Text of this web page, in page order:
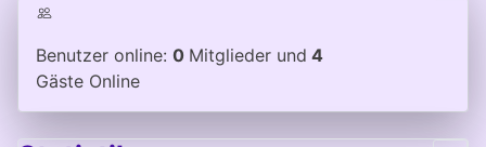
Benutzer online: 0 Mitglieder und 4
Gäste Online